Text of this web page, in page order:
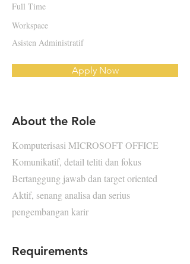
Full Time
Workspace
Asisten Administratif
Apply Now
About the Role
Komputerisasi MICROSOFT OFFICE
Komunikatif, detail teliti dan fokus
Bertanggung jawab dan target oriented
Aktif, senang analisa dan serius
pengembangan karir
Requirements